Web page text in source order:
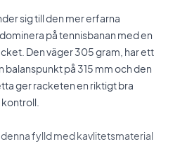
sig till den mer erfarna
på tennisbanan med en
Den väger 305 gram, har ett
balanspunkt på 315 mm och den
ger racketen en riktigt bra
fylld med kavlitetsmaterial